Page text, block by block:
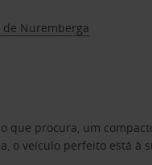
de Nuremberga
procura, um
o veículo perfeito está à